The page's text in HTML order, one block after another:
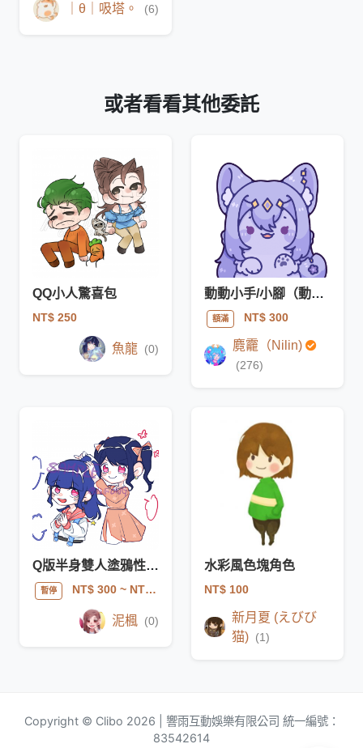
｜θ｜吸塔。 (6)
或者看看其他委託
QQ小人驚喜包
NT$ 250
魚龍 (0)
動動小手/小腳（動態委託）
額滿 NT$ 300
麑龗（Nilin)
(276)
Q版半身雙人塗鴉性質委託
暫停 NT$ 300~ NT$ 700
泥楓 (0)
水彩風色塊角色
NT$ 100
新月夏 (えびび
猫) (1)
Copyright © Clibo 2026 | 響雨互動娛樂有限公司 統一編號：
83542614